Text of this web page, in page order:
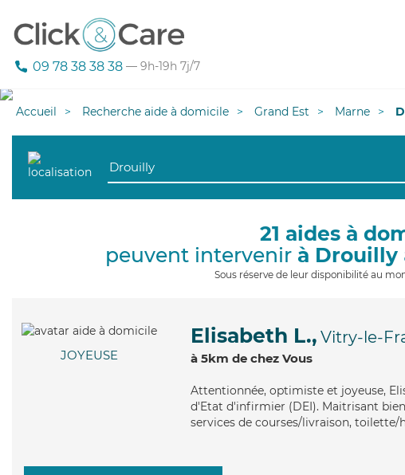
09 78 38 38 38 — 9h-19h 7j/7
Accueil Recherche aide à domicile Grand Est Marne
21 aides à
peuvent intervenir à Drouilly
Sous réserve de leur disponibilité au
JOYEUSE
Elisabeth L., Vitry-le-
à 5km de chez Vous
Attentionnée, optimiste et joyeuse,
d'Etat d'infirmier (DEI). Maitrisant
services de courses/livraison,